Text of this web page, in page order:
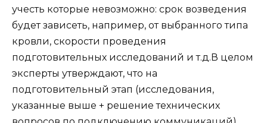
учесть которые невозможно: срок возведения
будет зависеть, например, от выбранного типа
кровли, скорости проведения
подготовительных исследований и т.д.В целом
эксперты утверждают, что на
подготовительный этап (исследования,
указанные выше + решение технических